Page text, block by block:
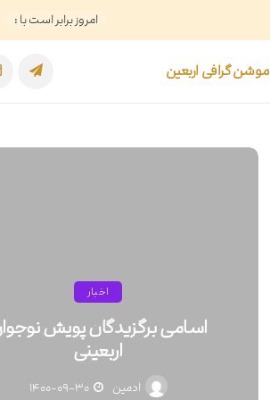
امروز برابر است با :
موشن گرافی اربعین
اخبار
اسامی برگزیدگان پویش
اربعینی
ادمین ۱۴۰۰-۰۹-۳۰